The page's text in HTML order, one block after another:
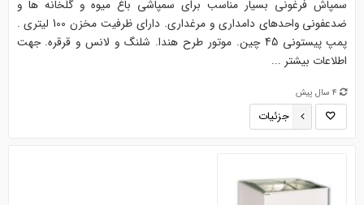
سمپاش فرغونی بسیار مناسب برای سمپاشی باغ میوه و گلخانه ها و
ضدعفونی واحدهای دامداری و مرغداری. دارای ظرفیت مخزن 100 لیتری .
پمپ پیستونی 45 چین. موتور طرح هندا. شلنگ و لانس و قرقره. جهت
اطلاعات بیشتر ...
4 سال پیش
جزئیات